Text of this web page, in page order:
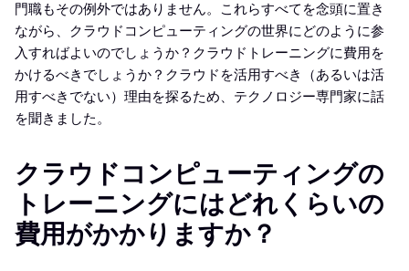
門職もその例外ではありません。これらすべてを念頭に置き
ながら、クラウドコンピューティングの世界にどのように参
入すればよいのでしょうか？クラウドトレーニングに費用を
かけるべきでしょうか？クラウドを活用すべき（あるいは活
用すべきでない）理由を探るため、テクノロジー専門家に話
を聞きました。
クラウドコンピューティングの
トレーニングにはどれくらいの
費用がかかりますか？